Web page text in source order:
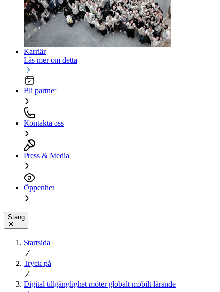
Karriär
Läs mer om detta
Bli partner
Kontakta oss
Press & Media
Öppenhet
Stäng
Startsida
Tryck på
Digital tillgänglighet möter globalt mobilt lärande